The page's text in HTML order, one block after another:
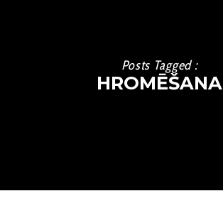
Posts Tagged :
HROMĒŠANA